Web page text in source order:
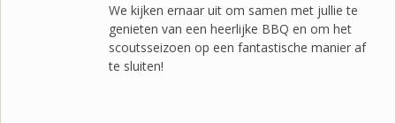
We kijken ernaar uit om samen met jullie te
genieten van een heerlijke BBQ en om het
scoutsseizoen op een fantastische manier af
te sluiten!